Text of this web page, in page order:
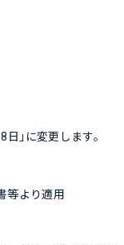
」に変更します。
等より適用